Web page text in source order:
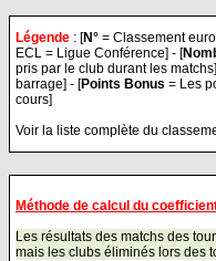
Légende : [N° = Classement
ECL = Ligue Conférence] - [
pris par le club durant les
barrage] - [Points Bonus = Les
cours]
Voir la liste complète du
Méthode de calcul du
Les résultats des matchs des
mais les clubs éliminés lors des